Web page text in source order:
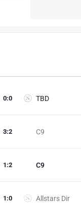
TBD
0:0
C9
3:2
C9
1 :2
Allstars Dir
1 :0